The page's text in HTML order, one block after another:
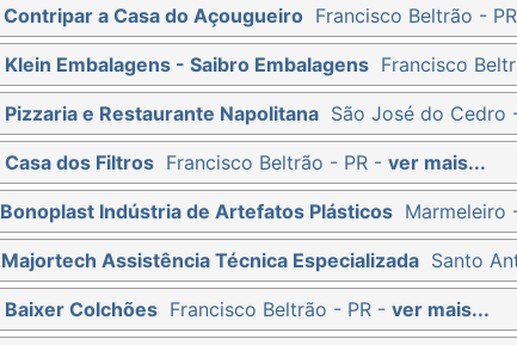
Contripar a Casa do Açougueiro Francisco Beltrão -
Klein Embalagens - Saibro Embalagens Francisco
Pizzaria e Restaurante Napolitana São José do Cedro
Casa dos Filtros Francisco Beltrão - PR - ver mais...
Bonoplast Indústria de Artefatos Plásticos Marmeleiro
Majortech Assistência Técnica Especializada Santo
Baixer Colchões Francisco Beltrão - PR - ver mais...